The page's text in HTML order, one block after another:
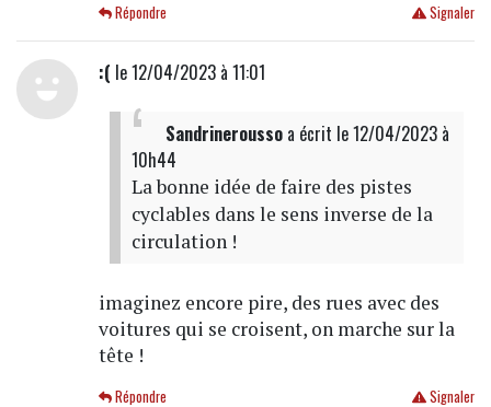
Signaler
Répondre
:( le 12/04/2023 à 11:01
Sandrineroussoa écrit le 12/04/2023 à
10h44
La bonne idée de faire des pistes
cyclables dans le sens inverse de la
circulation !
imaginez encore pire, des rues avec des
voitures qui se croisent, on marche sur la
tête !
Signaler
Répondre